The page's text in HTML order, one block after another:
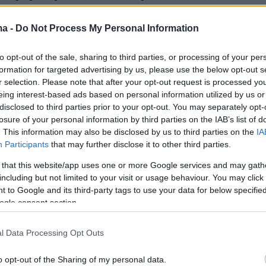
- Do Not Process My Personal Information
opt-out of the sale, sharing to third parties, or processing of your
for targeted advertising by us, please use the below opt-out
selection. Please note that after your opt-out request is processed
interest-based ads based on personal information utilized by us
to third parties prior to your opt-out. You may separately
of your personal information by third parties on the IAB’s list of
This information may also be disclosed by us to third parties on the
Participants that may further disclose it to other third parties.
that this website/app uses one or more Google services and may
but not limited to your visit or usage behaviour. You may
to Google and its third-party tags to use your data for below
consent section.
Data Processing Opt Outs
opt-out of the Sharing of my personal data.
μίλησε για το κλειδί της πρόκρισης του
στον τελικό του Κυπέλλου ο
81-65 τον Παναθηναϊκό
- Δείτε βίντεο
νίκη του επί του Παναθηναϊκού ο Ολυμπιακός
τελικό του Κυπέλλου μπάσκετ και θα διεκδικήσει
την 11η κούπα απέναντι στο Περιστέρι
14